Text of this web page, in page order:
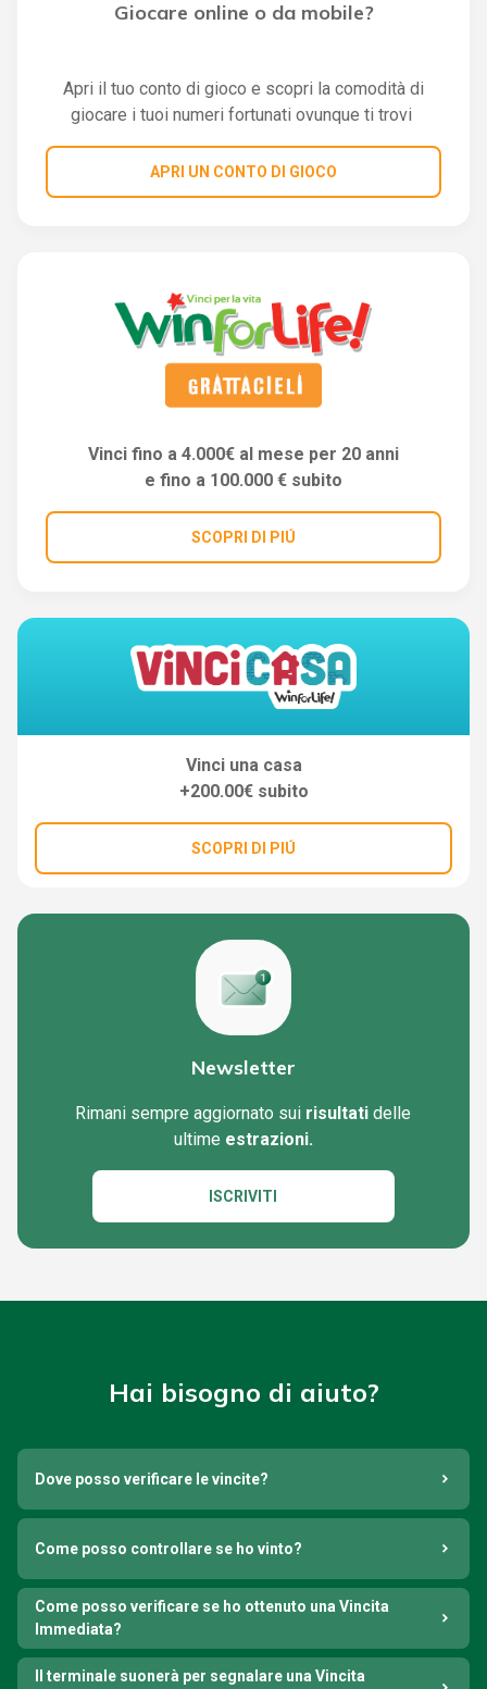
Giocare online o da mobile?
Apri il tuo conto di gioco e scopri la comodità di
giocare i tuoi numeri fortunati ovunque ti trovi
APRI UN CONTO DI GIOCO
Vinci fino a 4.000€ al mese per 20 anni
e fino a 100.000 € subito
SCOPRI DI PIÚ
Vinci una casa
+200.00€ subito
SCOPRI DI PIÚ
Newsletter
Rimani sempre aggiornato sui risultati delle
ultime estrazioni.
ISCRIVITI
Hai bisogno di aiuto?
Dove posso verificare le vincite?
Come posso controllare se ho vinto?
Come posso verificare se ho ottenuto una Vincita
Immediata?
Il terminale suonerà per segnalare una Vincita